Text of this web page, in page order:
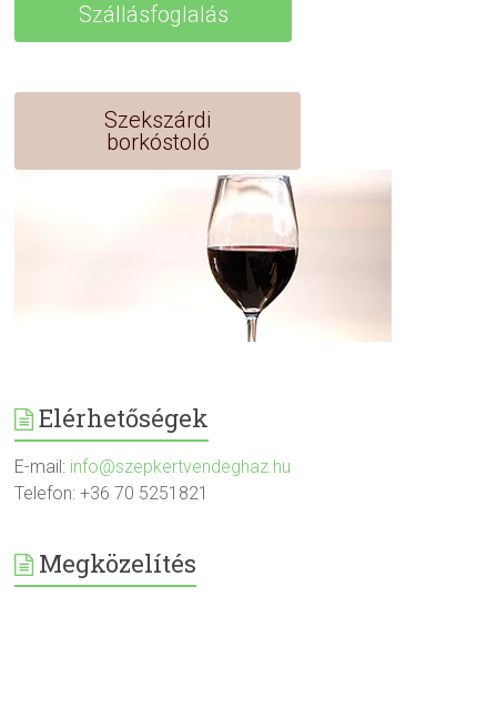
Szállásfoglalás
Szekszárdi
borkóstoló
Elérhetőségek
E-mail: info@szepkertvendeghaz.hu
Telefon: +36 70 5251821
Megközelítés